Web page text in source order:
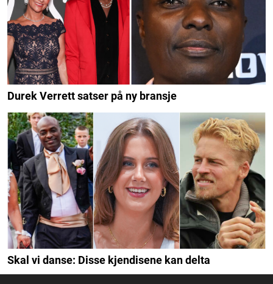
Durek Verrett satser på ny bransje
Skal vi danse: Disse kjendisene kan delta